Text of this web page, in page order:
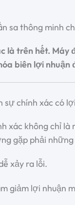
sa thông minh
là trên hết.
biên lợi nhuận
chính xác có
xác không chỉ
gặp phải
xảy ra lỗi.
giảm lợi nhuận